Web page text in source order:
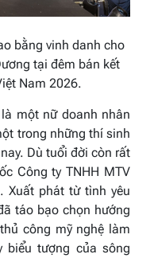
bằng vinh danh cho
tại đêm bán kết
Nam 2026.
một nữ doanh nhân
trong những thí sinh
Dù tuổi đời còn rất
Công ty TNHH MTV
Xuất phát từ tình yêu
táo bạo chọn hướng
công mỹ nghệ làm
tượng của sông